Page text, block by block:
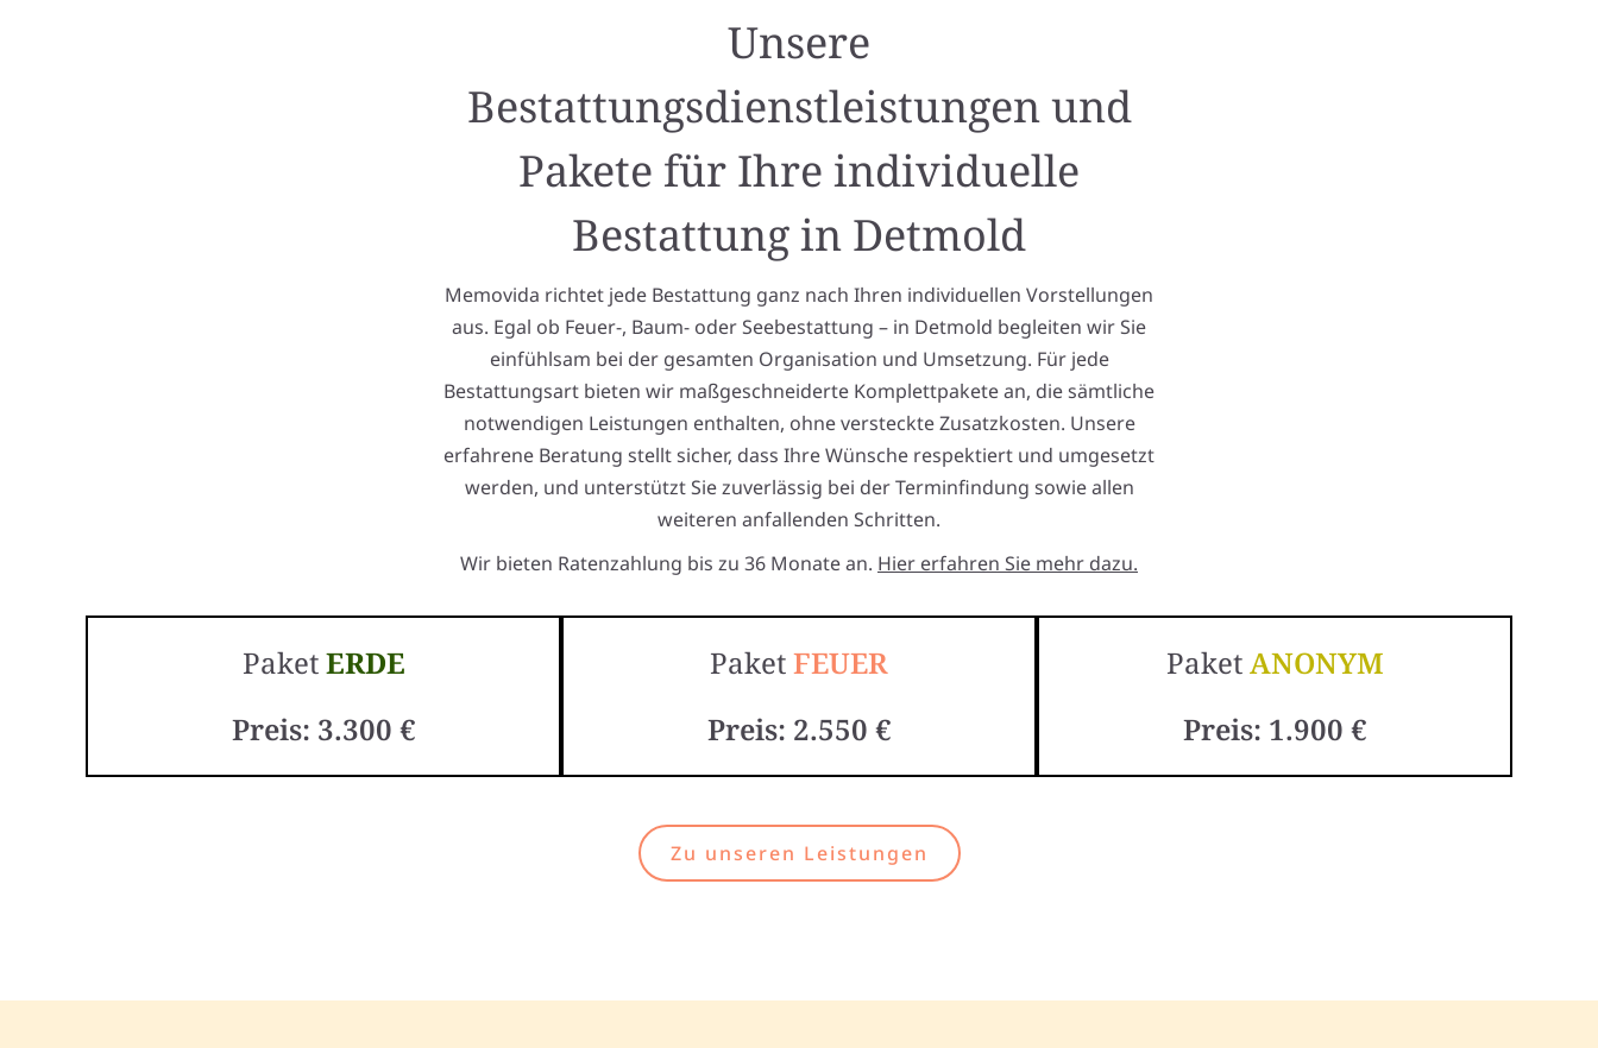
Unsere
Bestattungsdienstleistungen und
Pakete für Ihre individuelle
Bestattung in Detmold
Memovida richtet jede Bestattung ganz nach Ihren individuellen Vorstellungen
aus. Egal ob Feuer-, Baum- oder Seebestattung – in Detmold begleiten wir Sie
einfühlsam bei der gesamten Organisation und Umsetzung. Für jede
Bestattungsart bieten wir maßgeschneiderte Komplettpakete an, die sämtliche
notwendigen Leistungen enthalten, ohne versteckte Zusatzkosten. Unsere
erfahrene Beratung stellt sicher, dass Ihre Wünsche respektiert und umgesetzt
werden, und unterstützt Sie zuverlässig bei der Terminfindung sowie allen
weiteren anfallenden Schritten.
Wir bieten Ratenzahlung bis zu 36 Monate an. Hier erfahren Sie mehr dazu.
PaketERDE
Preis: 3.300 €
PaketFEUER
Preis: 2.550 €
PaketANONYM
Preis: 1.900 €
Zu unseren Leistungen